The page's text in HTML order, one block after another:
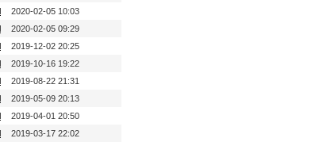
2020-02-05 10:03
2020-02-05 09:29
2019-12-02 20:25
2019-10-16 19:22
2019-08-22 21:31
2019-05-09 20:13
2019-04-01 20:50
2019-03-17 22:02